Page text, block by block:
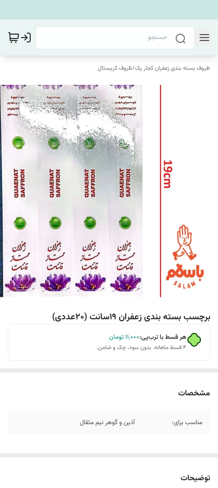
ظروف بسته بندی زعفران کجار پک/ظروف کریستال
برچسب بسته بندی زعفران 19سانت (20عددی)
هر قسط با ترب‌پی:۱۱٬۰۰۰تومان
۴ قسط ماهانه. بدون سود، چک و ضامن.
مشخصات
مناسب برای: آذین و گوهر نیم مثقال
توضیحات